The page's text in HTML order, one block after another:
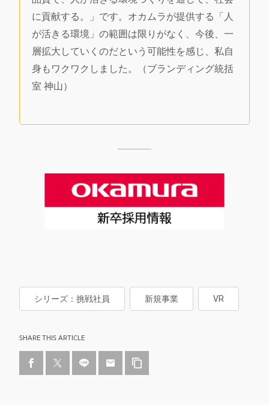
に貢献する。」です。オカムラが提供する「人
が活きる環境」の範囲は限りがなく、今後、一
層拡大していくのだという可能性を感じ、私自
身もワクワクしました。（ブランディング統括
室 神山）
シリーズ：挑戦社員 新規事業 VR
SHARE THIS ARTICLE